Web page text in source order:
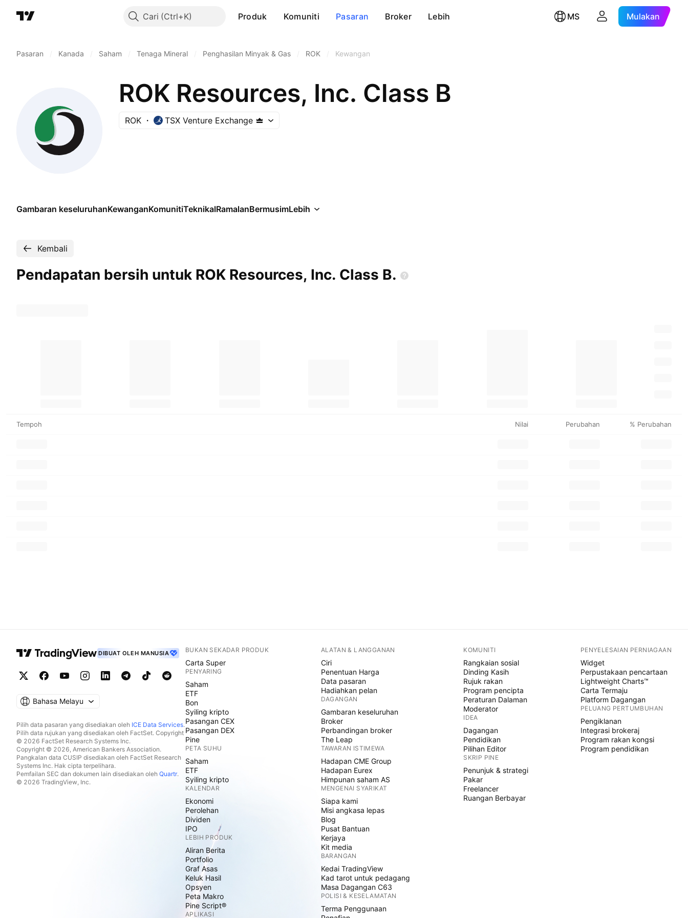
Cari Produk Komuniti Pasaran Broker Lebih MS Mulakan
Pasaran Kanada Saham Tenaga Mineral Penghasilan Minyak & Gas ROK Kewangan
ROK Resources, Inc. Class B
ROK TSX Venture Exchange
Gambaran keseluruhanKewanganKomunitiTeknikalRamalanBermusimLebih
Kembali
Pendapatan bersih untuk ROK Resources, Inc. Class B.
Tempoh Nilai Perubahan % Perubahan
DIBUAT OLEH MANUSIA
Bahasa Melayu
Pilih data pasaran yang disediakan oleh ICE Data Services.
Pilih data rujukan yang disediakan oleh FactSet. Copyright
© 2026 FactSet Research Systems Inc.
Copyright © 2026, American Bankers Association.
Pangkalan data CUSIP disediakan oleh FactSet Research
Systems Inc. Hak cipta terpelihara.
Pemfailan SEC dan dokumen lain disediakan oleh Quartr.
© 2026 TradingView, Inc.
BUKAN SEKADAR PRODUK
Carta Super
PENYARING
Saham
ETF
Bon
Syiling kripto
Pasangan CEX
Pasangan DEX
Pine
PETA SUHU
Saham
ETF
Syiling kripto
KALENDAR
Ekonomi
Perolehan
Dividen
IPO
LEBIH PRODUK
Aliran Berita
Portfolio
Graf Asas
Keluk Hasil
Opsyen
Peta Makro
Pine Script®
APLIKASI
ALATAN & LANGGANAN
Ciri
Penentuan Harga
Data pasaran
Hadiahkan pelan
DAGANGAN
Gambaran keseluruhan
Broker
Perbandingan broker
The Leap
TAWARAN ISTIMEWA
Hadapan CME Group
Hadapan Eurex
Himpunan saham AS
MENGENAI SYARIKAT
Siapa kami
Misi angkasa lepas
Blog
Pusat Bantuan
Kerjaya
Kit media
BARANGAN
Kedai TradingView
Kad tarot untuk pedagang
Masa Dagangan C63
POLISI & KESELAMATAN
Terma Penggunaan
KOMUNITI
Rangkaian sosial
Dinding Kasih
Rujuk rakan
Program pencipta
Peraturan Dalaman
Moderator
IDEA
Dagangan
Pendidikan
Pilihan Editor
SKRIP PINE
Penunjuk & strategi
Pakar
Freelancer
Ruangan Berbayar
PENYELESAIAN PERNIAGAAN
Widget
Perpustakaan pencartaan
Lightweight Charts™
Carta Termaju
Platform Dagangan
PELUANG PERTUMBUHAN
Pengiklanan
Integrasi brokeraj
Program rakan kongsi
Program pendidikan